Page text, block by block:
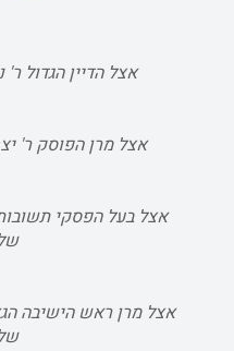
אצל הדיין הגדול
אצל מרן הפוסק ר'
אצל בעל הפסקי
אצל מרן ראש הישיבה